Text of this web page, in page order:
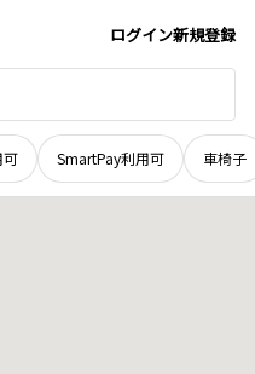
ログイン新規登録
可 SmartPay利用可 車椅子